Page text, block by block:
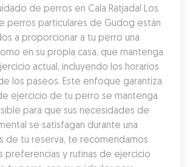
de perros en Cala Ratjada! Los
perros particulares de Gudog están
a proporcionar a tu perro una
en su propia casa, que mantenga
actual, incluyendo los horarios
los paseos. Este enfoque garantiza
ejercicio de tu perro se mantenga
para que sus necesidades de
se satisfagan durante una
de tu reserva, te recomendamos
preferencias y rutinas de ejercicio